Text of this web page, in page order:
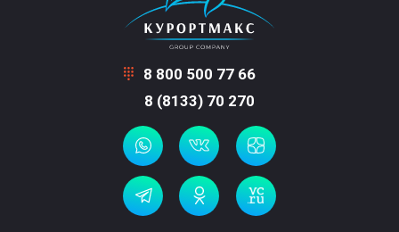
8 800 500 77 66
8 (8133) 70 270